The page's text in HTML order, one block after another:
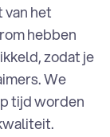
het
hebben
zodat je
We
tijd worden